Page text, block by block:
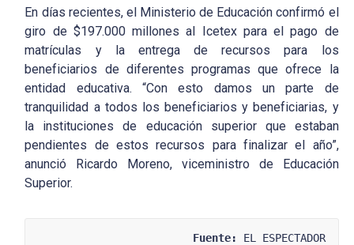
En días recientes, el Ministerio de Educación confirmó el
giro de $197.000 millones al Icetex para el pago de
matrículas y la entrega de recursos para los
beneficiarios de diferentes programas que ofrece la
entidad educativa. “Con esto damos un parte de
tranquilidad a todos los beneficiarios y beneficiarias, y
la instituciones de educación superior que estaban
pendientes de estos recursos para finalizar el año”,
anunció Ricardo Moreno, viceministro de Educación
Superior.
Fuente: EL ESPECTADOR